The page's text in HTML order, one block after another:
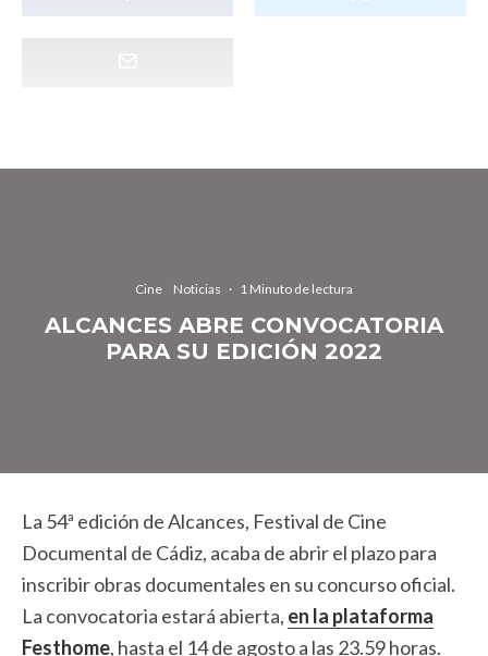
Cine Noticias · 1 Minuto de lectura
ALCANCES ABRE CONVOCATORIA
PARA SU EDICIÓN 2022
La 54ª edición de Alcances, Festival de Cine
Documental de Cádiz, acaba de abrir el plazo para
inscribir obras documentales en su concurso oficial.
La convocatoria estará abierta, en la plataforma
Festhome, hasta el 14 de agosto a las 23.59 horas.